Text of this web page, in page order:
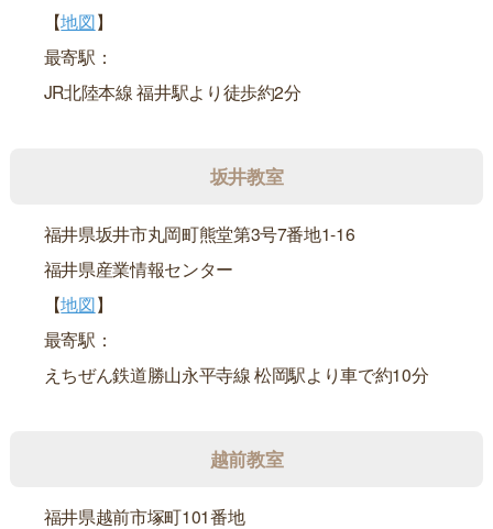
【地図】
最寄駅：
JR北陸本線 福井駅より徒歩約2分
坂井教室
福井県坂井市丸岡町熊堂第3号7番地1-16
福井県産業情報センター
【地図】
最寄駅：
えちぜん鉄道勝山永平寺線 松岡駅より車で約10分
越前教室
福井県越前市塚町101番地